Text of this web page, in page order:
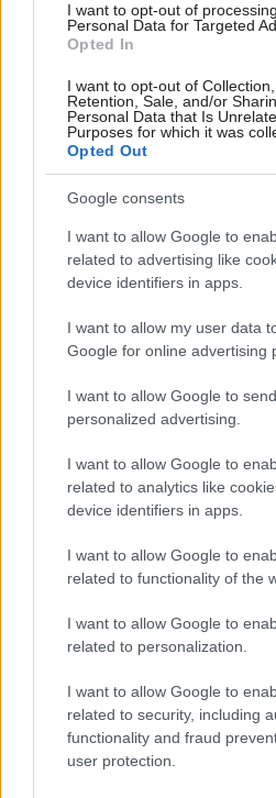
I want to opt-out of
Personal Data for Targeted
Opted In
I want to opt-out of Collection,
Retention, Sale, and/or
Personal Data that Is
Purposes for which it was
Opted Out
Google consents
I want to allow Google to
related to advertising like
device identifiers in apps.
I want to allow my user data
Google for online advertising
I want to allow Google to
personalized advertising.
I want to allow Google to
related to analytics like
device identifiers in apps.
I want to allow Google to
related to functionality of the
I want to allow Google to
related to personalization.
I want to allow Google to
related to security, including
functionality and fraud
user protection.
8
www.kupelne-ptacek.sk
ZDROJ PR článok spoločnosti
Kategória: Kúpeľňa, WC
Tagy: vaničky
Zdieľať